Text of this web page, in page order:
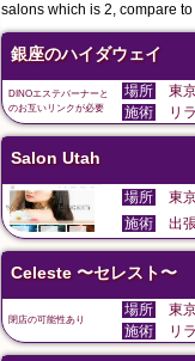
salons which is 2, compare
銀座のハイダウェイ
DINOエステバーナーと
のお互いリンクが必要
場所 東
施術 リ
Salon Utah
場所 東
施術 出
Celeste 〜セレスト〜
閉店の可能性あり
場所 東
施術 リ